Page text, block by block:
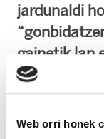
Web orri honek
jardunaldi
gainetik lan
“disfrutatu”
gozatu ahal